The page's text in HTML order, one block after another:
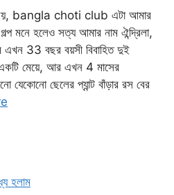
নয়, bangla choti club এটা আমার
মনে হলেও সত্য আমার নাম ঐন্দ্রিলা,
33 বছর বয়সী বিবাহিত দুই
মেয়ে, আর এখন 4 মাসের
যেকোনো ছেলের প্যান্ট বাঁড়ার রস বের
হলাম